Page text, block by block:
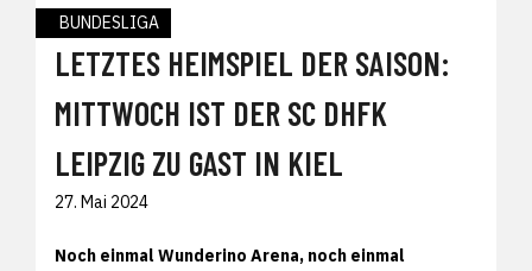
BUNDESLIGA
LETZTES HEIMSPIEL DER SAISON:
MITTWOCH IST DER SC DHFK
LEIPZIG ZU GAST IN KIEL
27. Mai 2024
Noch einmal Wunderino Arena, noch einmal